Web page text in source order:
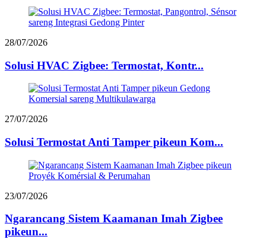
28/07/2026
Solusi HVAC Zigbee: Termostat, Kontr...
27/07/2026
Solusi Termostat Anti Tamper pikeun Kom...
23/07/2026
Ngarancang Sistem Kaamanan Imah Zigbee
pikeun...